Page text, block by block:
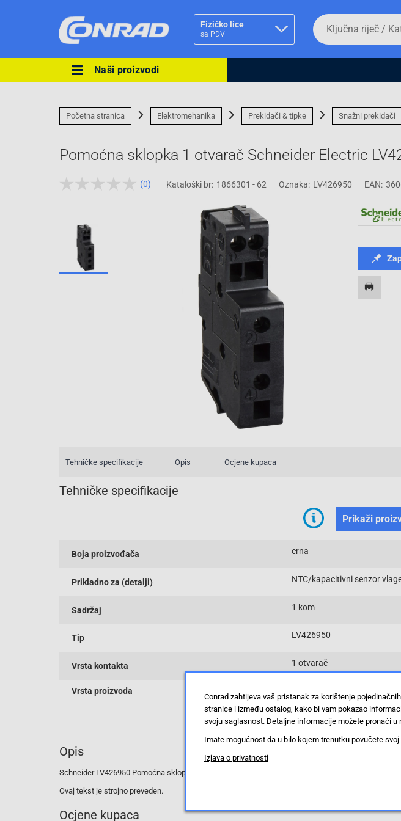
Fizičko lice
sa PDV
Ova postavka prilagođava asortiman proizvoda i
Pravno lice Fizičko lice
Da
biste
potražili
proizvod,
broj,
EAN
serijski
broj
Naši proizvodi
Početna stranica Elektromehanika Prekidači & tipke Snažni prekidači
Pomoćna sklopka 1 otvarač Schneider Electric
(0) Kataloški br: 1866301 - 62 Oznaka: LV426950 EAN:
Tehničke specifikacije Opis Ocjene kupaca
Tehničke specifikacije
Prikaži
Boja proizvođača crna
Prikladno za (detalji) NTC/kapacitivni senzor
Sadržaj 1 kom
Tip LV426950
Vrsta kontakta 1 otvarač
Vrsta proizvoda
Prikaži
Opis
Schneider LV426950 Pomoćna sklopka OF od.SD f.NSXm / Powerpact B
Ovaj tekst je strojno preveden.
Ocjene kupaca
Conrad zahtijeva vaš pristanak za korištenje
stranice i između ostalog, kako bi vam pokazao
svoju saglasnost. Detaljne informacije možete pronaći u
Imate mogućnost da u bilo kojem trenutku povučete
Izjava o privatnosti